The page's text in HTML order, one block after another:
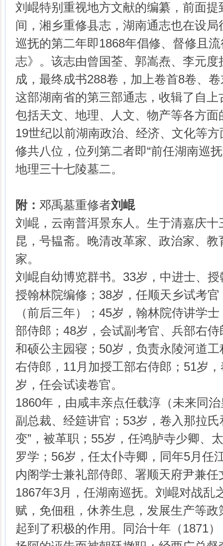
刘崐特别重视地方文献的编纂，前面提
间，湘乡重修县志，湖南通志也在设局
巡抚的第二年即1868年倡修、督修且
志》。该志由曾国荃、郭嵩焘、李元
成，最终成书288卷，加上卷首8卷、
这部湖南省的第三部通志，收辑了自
包括天文、地理、人文、物产等各方
19世纪以前湖南政治、经济、文化等
修共八位，位列第二者即“前任湖南巡
地理三十七陵墓二。
附： 邓禹墓重修者刘崐
刘崐，云南普洱景东人。生于清嘉庆
昆，号韫斋。晚清改革家、政治家、
家。
刘崐自幼博览群书。33岁，中进士、
授翰林院编修；38岁，任顺天乡试考
（前后三年）；45岁，翰林院侍讲学
部侍郎；48岁，会试副考官、兵部右
和硕公主园寝；50岁，负责永陵河道
右侍郎，11月加授工部右侍郎；51岁
岁，任会试读卷官。
1860年，由咸丰亲点任载淳（未来同
副总裁、经筵讲官；53岁，卷入那拉
变”，被革职；55岁，任鸿胪寺少卿、
罗学；56岁，任太仆寺卿，同年5月任
内阁学士兼礼部侍郎、署顺天府尹兼
1867年3月，任湖南巡抚。刘崐对战乱
赋，免佃租，休养生息，发展生产等
起到了积极的作用。同治十年（1871